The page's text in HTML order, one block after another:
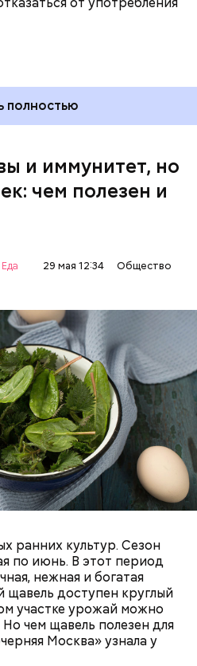
полностью
и иммунитет, но
чем полезен и
Еда 29 мая 12:34 Общество
ранних культур. Сезон
по июнь. В этот период
нежная и богатая
щавель доступен круглый
участке урожай можно
Но чем щавель полезен для
Москва» узнала у
в том, что он
щавелевой кислоты,
образованию
мочекаменной
рекомендуется. При
синдроме
язвах и панкреатите
из рациона, —
может привести к
желудка и раздражать
в рацион несколько
количествах в свежем
РАСТЕНИЯ